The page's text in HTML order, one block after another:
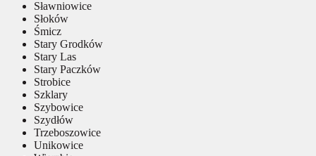
Sławniowice
Słoków
Śmicz
Stary Grodków
Stary Las
Stary Paczków
Strobice
Szklary
Szybowice
Szydłów
Trzeboszowice
Unikowice